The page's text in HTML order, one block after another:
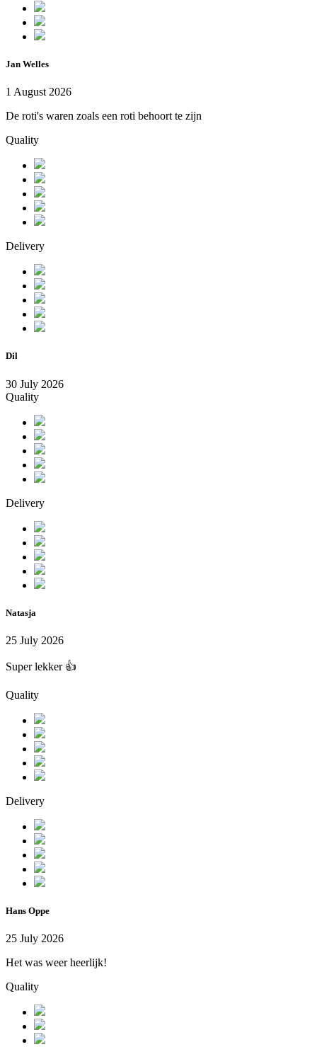
Jan Welles
1 August 2026
De roti's waren zoals een roti behoort te zijn
Quality
Delivery
Dil
30 July 2026
Quality
Delivery
Natasja
25 July 2026
Super lekker 👍
Quality
Delivery
Hans Oppe
25 July 2026
Het was weer heerlijk!
Quality